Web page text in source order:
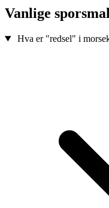
Vanlige sporsmal
Hva er "redsel" i